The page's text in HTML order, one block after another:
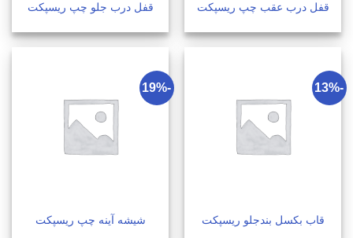
قفل درب عقب چپ ریسپکت قفل درب جلو چپ ریسپکت
-13%
قاب بکسل بندجلو ریسپکت
-19%
شیشه آینه چپ ریسپکت